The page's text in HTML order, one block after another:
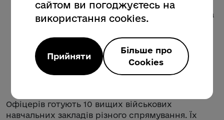
повний соціальний пакет (безоплатне
харчування, проживання, медична допомога
та речове забезпечення);
можливість безоплатного навчання на водія
категорії С;
гарантоване працевлаштування та
Офіцерів готують 10 вищих військових
навчальних закладів різного спрямування. Їх
сайтом ви погоджуєтесь на
використання cookies.
Прийняти
Більше про
Cookies